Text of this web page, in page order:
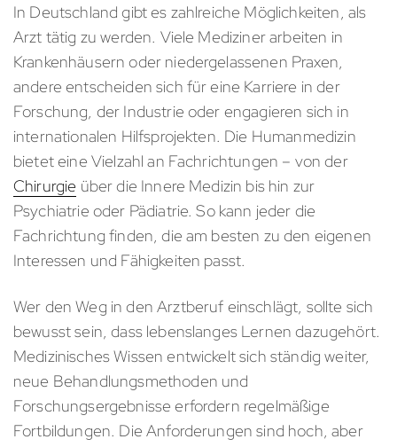
In Deutschland gibt es zahlreiche Möglichkeiten, als
Arzt tätig zu werden. Viele Mediziner arbeiten in
Krankenhäusern oder niedergelassenen Praxen,
andere entscheiden sich für eine Karriere in der
Forschung, der Industrie oder engagieren sich in
internationalen Hilfsprojekten. Die Humanmedizin
bietet eine Vielzahl an Fachrichtungen – von der
Chirurgie über die Innere Medizin bis hin zur
Psychiatrie oder Pädiatrie. So kann jeder die
Fachrichtung finden, die am besten zu den eigenen
Interessen und Fähigkeiten passt.
Wer den Weg in den Arztberuf einschlägt, sollte sich
bewusst sein, dass lebenslanges Lernen dazugehört.
Medizinisches Wissen entwickelt sich ständig weiter,
neue Behandlungsmethoden und
Forschungsergebnisse erfordern regelmäßige
Fortbildungen. Die Anforderungen sind hoch, aber